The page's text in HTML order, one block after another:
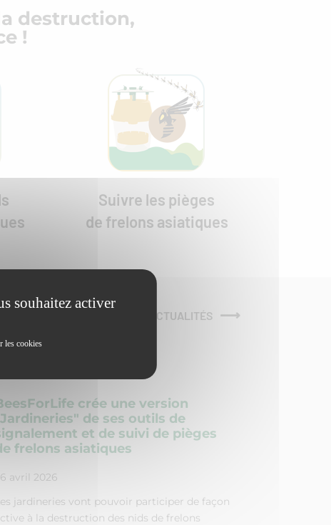
souhaitez activer
les cookies
destruction,
!
Suivre les pièges
de frelons asiatiques
VOIR TOUTES LES ACTUALITÉS
crée une version
de ses outils de
et de suivi de pièges
frelons asiatiques
avril 2026
jardineries vont pouvoir participer de façon
à la destruction des nids de frelons